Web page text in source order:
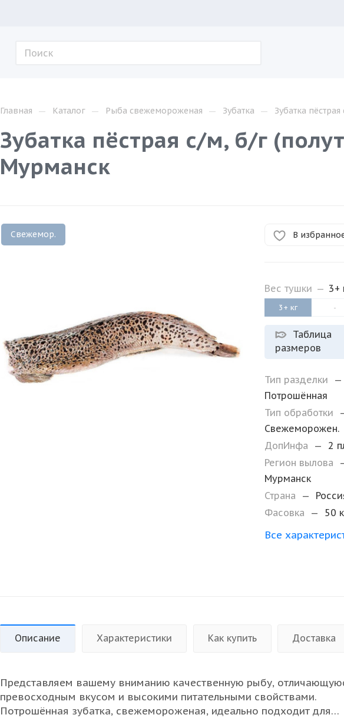
Главная — Каталог — Рыба свежемороженая — Зубатка — Зубатка
Зубатка пёстрая с/м, б/г
Мурманск
Свежемор. В
Вес тушки — 3+
3+ кг -
Таблица
размеров
Тип разделки
—
Потрошённая
Тип обработки
Свежеморожен.
ДопИнфа
—
2
Регион вылова
Мурманск
Страна
—
Фасовка
— 50
Все
Описание Характеристики Как купить Доставка
Представляем вашему вниманию качественную рыбу,
превосходным вкусом и высокими питательными свойствами.
Потрошённая зубатка, свежемороженая, идеально подходит для